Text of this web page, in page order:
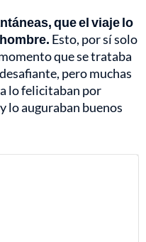
que el viaje lo
Esto, por sí solo
que se trataba
pero muchas
lo felicitaban por
lo auguraban buenos